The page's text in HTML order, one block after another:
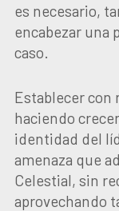
es necesario,
encabezar una
caso.
Establecer con
haciendo
identidad del
amenaza que
Celestial, sin
aprovechando